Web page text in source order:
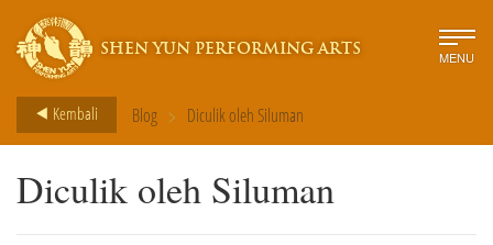
SHEN YUN PERFORMING ARTS MENU
Kembali Blog > Diculik oleh Siluman
Diculik oleh Siluman